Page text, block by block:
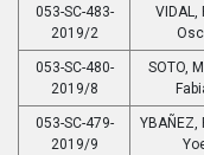
053-SC-483-
2019/2
VIDAL,
053-SC-480-
2019/8
SOTO,
053-SC-479-
2019/9
YBAÑEZ,